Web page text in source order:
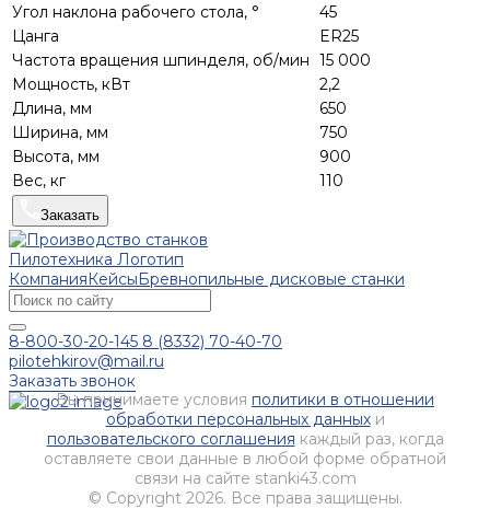
Угол наклона рабочего стола, °
45
Цанга
ER25
Частота вращения шпинделя, об/мин 15 000
Мощность, кВт
2,2
Длина, мм
650
Ширина, мм
750
Высота, мм
900
Вес, кг
110
Заказать
КомпанияКейсыБревнопильные дисковые станки
8-800-30-20-145 8 (8332) 70-40-70
pilotehkirov@mail.ru
Заказать звонок
Вы принимаете условия политики в отношении
обработки персональных данныхи
пользовательского соглашения каждый раз, когда
оставляете свои данные в любой форме обратной
связи на сайте stanki43.com
© Copyright 2026. Все права защищены.